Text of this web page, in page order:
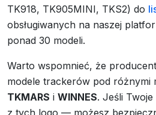
TK918, TK905MINI, TKS2) do
obsługiwanych na naszej
ponad 30 modeli.
Warto wspomnieć, że
modele trackerów pod różnymi
TKMARS i WINNES. Jeśli
z tych logo — możesz